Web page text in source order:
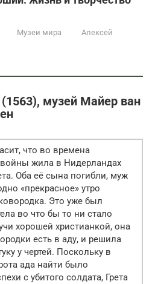
Музеи мира
Алексей
(1563), музей Майер ван
что во времена
жила в Нидерландах
Оба её сына погибли, муж
«прекрасное» утро
Это уже был
во что бы то ни стало
хорошей христианкой, она
есть в аду, и решила
у чертей. Поскольку в
ада найти было
с убитого солдата, Грета